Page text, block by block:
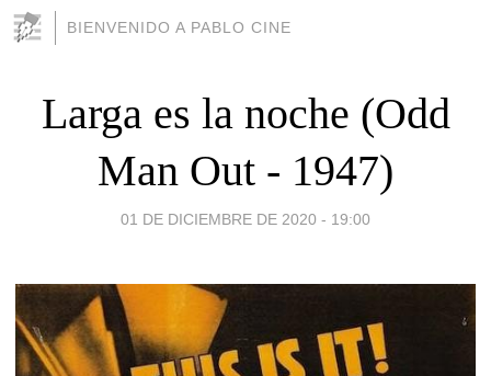
BIENVENIDO A PABLO CINE
Larga es la noche (Odd
Man Out - 1947)
01 DE DICIEMBRE DE 2020 - 19:00